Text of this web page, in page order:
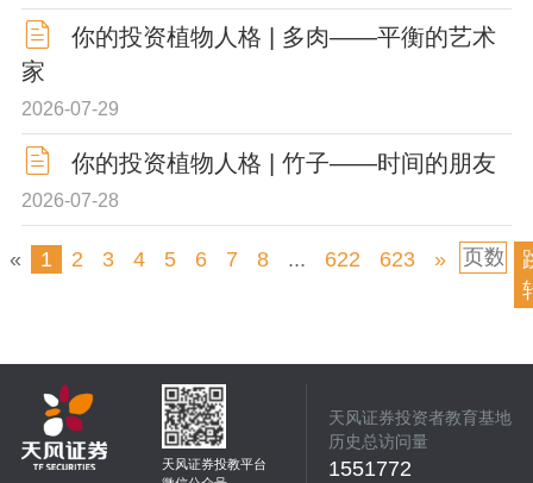
你的投资植物人格 | 多肉——平衡的艺术
家
2026-07-29
你的投资植物人格 | 竹子——时间的朋友
2026-07-28
« 1 2 3 4 5 6 7 8 ... 622 623 »
天风证券投教平台
天风证券投资者教育基地
历史总访问量
1551772